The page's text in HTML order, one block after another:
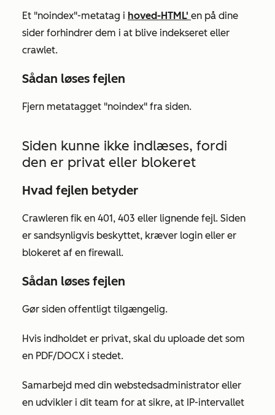
Et "noindex"-metatag i hoved-HTML' en på dine
sider forhindrer dem i at blive indekseret eller
crawlet.
Sådan løses fejlen
Fjern metatagget "noindex" fra siden.
Siden kunne ikke indlæses, fordi
den er privat eller blokeret
Hvad fejlen betyder
Crawleren fik en 401, 403 eller lignende fejl. Siden
er sandsynligvis beskyttet, kræver login eller er
blokeret af en firewall.
Sådan løses fejlen
Gør siden offentligt tilgængelig.
Hvis indholdet er privat, skal du uploade det som
en PDF/DOCX i stedet.
Samarbejd med din webstedsadministrator eller
en udvikler i dit team for at sikre, at IP-intervallet